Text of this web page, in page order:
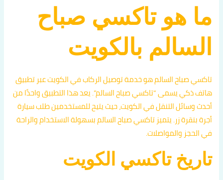
ما هو تاكسي صباح
السالم بالكويت
تاكسي صباح السالم هو خدمة توصيل الركاب في الكويت عبر تطبيق
هاتف ذكي يسمى “تاكسي صباح السالم”. يعد هذا التطبيق واحدًا من
أحدث وسائل التنقل في الكويت، حيث يتيح للمستخدمين طلب سيارة
أجرة بنقرة زر. يتميز تاكسي صباح السالم بسهولة الاستخدام والراحة
في الحجز والمواصلات.
تاريخ تاكسي الكويت